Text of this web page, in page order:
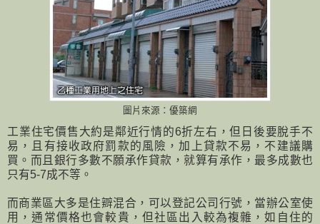
圖片來源：優築網
工業住宅價售大約是鄰近行情的6折左右，但日後要脫手不
易，且有接收政府罰款的風險，加上貸款不易，不建議購
買。而且銀行多數不願承作貸款，就算有承作，最多成數也
只有5-7成不等。
而商業區大多是住辧混合，可以登記公司行號，當辦公室使
用，通常價格也會較貴，但社區出入較為複雜，如自住的